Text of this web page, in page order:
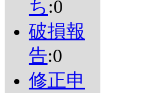
ち :0
破損報
告:0
修正申